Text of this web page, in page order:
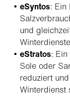
eSyntos: Ein
und
eStratos:
Sole oder
reduziert
Winterdienst